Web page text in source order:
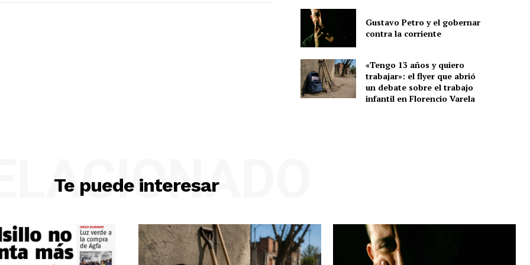
Gustavo Petro y el gobernar
contra la corriente
«Tengo 13 años y quiero
trabajar»: el flyer que abrió
un debate sobre el trabajo
infantil en Florencio Varela
Te puede interesar